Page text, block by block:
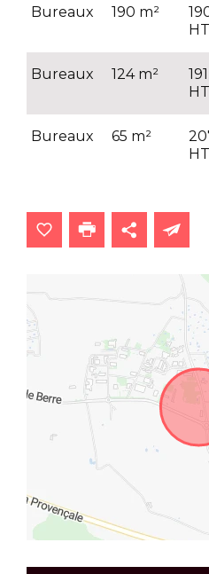
Bureaux 190 m²
Bureaux 124 m²
Bureaux 65 m²